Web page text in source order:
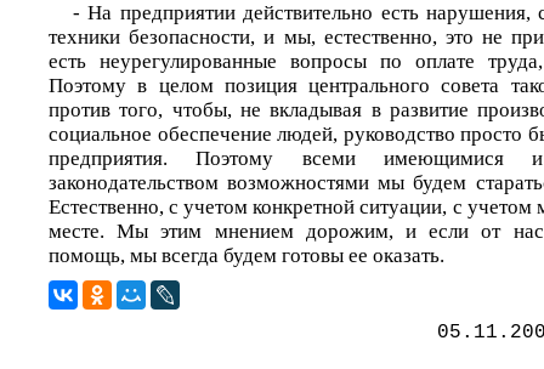
- На предприятии действительно есть нарушения,
техники безопасности, и мы, естественно, это не
есть неурегулированные вопросы по оплате
Поэтому в целом позиция центрального совета
против того, чтобы, не вкладывая в развитие
социальное обеспечение людей, руководство просто
предприятия. Поэтому всеми имеющимися
законодательством возможностями мы будем
Естественно, с учетом конкретной ситуации, с
месте. Мы этим мнением дорожим, и если от нас
помощь, мы всегда будем готовы ее оказать.